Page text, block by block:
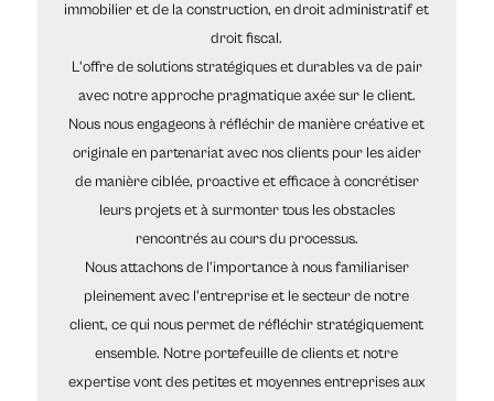
immobilier et de la construction, en droit administratif et
droit fiscal.
L'offre de solutions stratégiques et durables va de pair
avec notre approche pragmatique axée sur le client.
Nous nous engageons à réfléchir de manière créative et
originale en partenariat avec nos clients pour les aider
de manière ciblée, proactive et efficace à concrétiser
leurs projets et à surmonter tous les obstacles
rencontrés au cours du processus.
Nous attachons de l'importance à nous familiariser
pleinement avec l'entreprise et le secteur de notre
client, ce qui nous permet de réfléchir stratégiquement
ensemble. Notre portefeuille de clients et notre
expertise vont des petites et moyennes entreprises aux